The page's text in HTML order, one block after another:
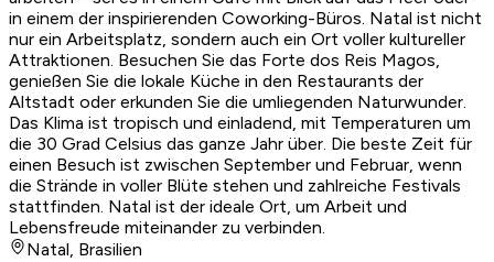
in einem der inspirierenden Coworking-Büros. Natal ist nicht
nur ein Arbeitsplatz, sondern auch ein Ort voller kultureller
Attraktionen. Besuchen Sie das Forte dos Reis Magos,
genießen Sie die lokale Küche in den Restaurants der
Altstadt oder erkunden Sie die umliegenden Naturwunder.
Das Klima ist tropisch und einladend, mit Temperaturen um
die 30 Grad Celsius das ganze Jahr über. Die beste Zeit für
einen Besuch ist zwischen September und Februar, wenn
die Strände in voller Blüte stehen und zahlreiche Festivals
stattfinden. Natal ist der ideale Ort, um Arbeit und
Lebensfreude miteinander zu verbinden.
Natal, Brasilien